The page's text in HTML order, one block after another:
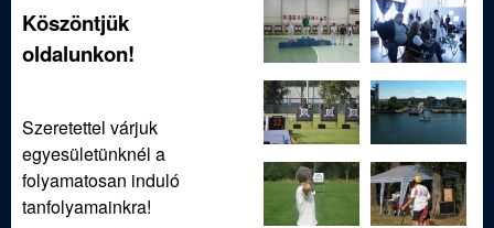
Köszöntjük
oldalunkon!
Szeretettel várjuk
egyesületünknél a
folyamatosan induló
tanfolyamainkra!